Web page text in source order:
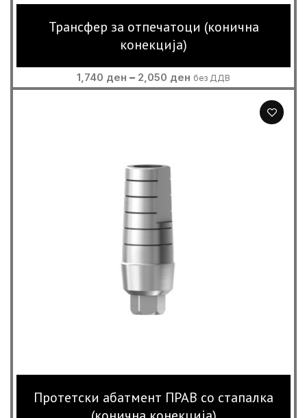
Трансфер за отпечатоци (конична
конекција)
1,740 ден – 2,050 ден Price
range:
без ДДВ
Протетски абатмент ПРАВ со стапалка